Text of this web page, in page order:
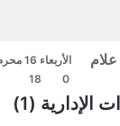
الأربعاء 16 محرم 1448هـ 1-7-2026م
0
18
الإدارية (1)